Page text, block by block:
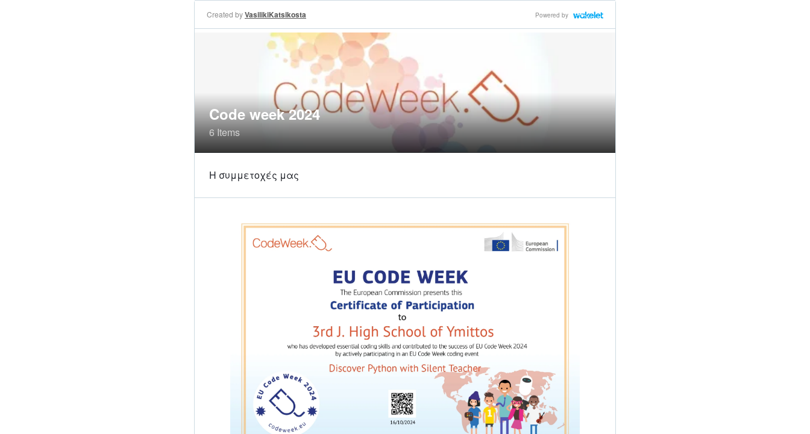
Created byVasilikiKatsikosta Powered by
Code week 2024
6 Items
Η συμμετοχές μας